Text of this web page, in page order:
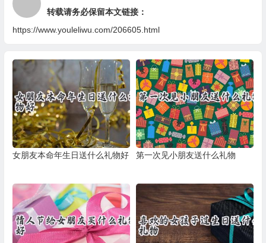
转载请务必保留本文链接：
https://www.youleliwu.com/206605.html
女朋友本命年生日送什么礼物好 第一次见小朋友送什么礼物